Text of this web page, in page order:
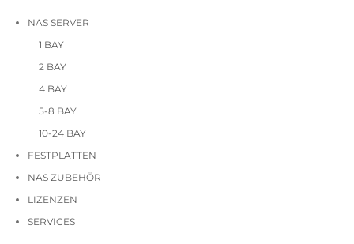
NAS SERVER
1 BAY
2 BAY
4 BAY
5-8 BAY
10-24 BAY
FESTPLATTEN
NAS ZUBEHÖR
LIZENZEN
SERVICES